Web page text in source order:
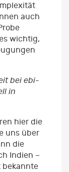
auch
wichtig,
bei ebi-
in
hier die
uns über
die
Indien –
bekannte